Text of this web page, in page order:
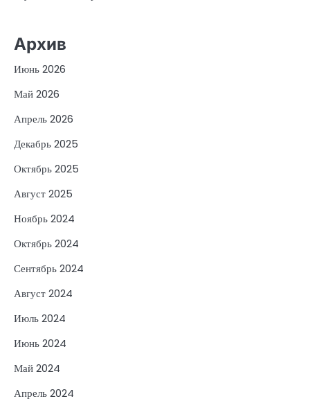
Архив
Июнь 2026
Май 2026
Апрель 2026
Декабрь 2025
Октябрь 2025
Август 2025
Ноябрь 2024
Октябрь 2024
Сентябрь 2024
Август 2024
Июль 2024
Июнь 2024
Май 2024
Апрель 2024